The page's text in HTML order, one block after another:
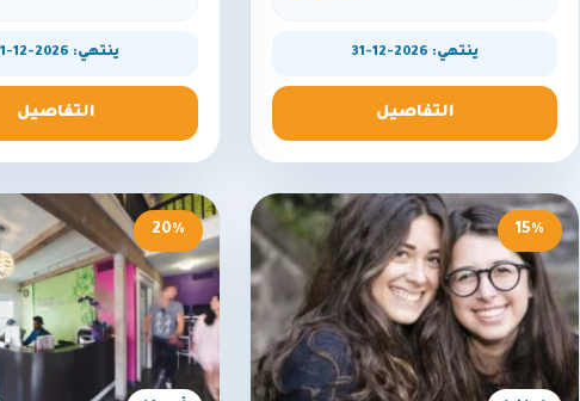
ينتهي: 2026-12-31
التفاصيل
ينتهي: 2026-12-31
التفاصيل
15%
20%